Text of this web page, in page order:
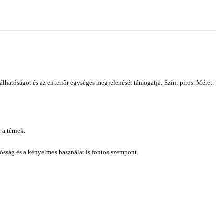
és az enteriőr egységes megjelenését támogatja. Szín: piros.
térnek.
és a kényelmes használat is fontos szempont.